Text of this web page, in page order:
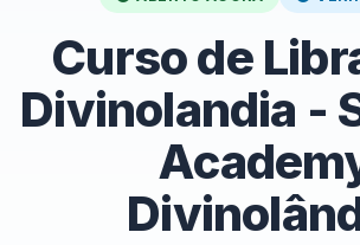
Curso de
Divinolandia -